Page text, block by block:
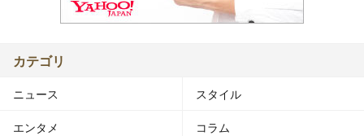
カテゴリ
ニュース スタイル
エンタメ コラム